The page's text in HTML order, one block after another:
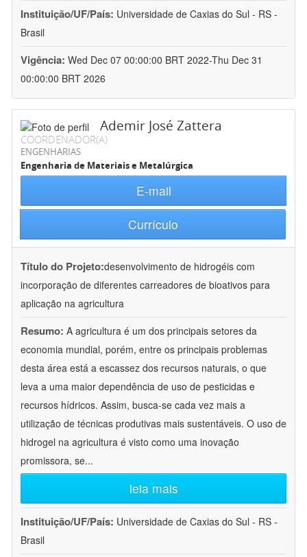
Instituição/UF/País: Universidade de Caxias do Sul - RS -
Brasil
Vigência: Wed Dec 07 00:00:00 BRT 2022-Thu Dec 31
00:00:00 BRT 2026
Ademir José Zattera
COORDENADOR(A)
ENGENHARIAS
Engenharia de Materiais e Metalúrgica
E-mail
Currículo
Título do Projeto:desenvolvimento de hidrogéis com
incorporação de diferentes carreadores de bioativos para
aplicação na agricultura
Resumo: A agricultura é um dos principais setores da
economia mundial, porém, entre os principais problemas
desta área está a escassez dos recursos naturais, o que
leva a uma maior dependência de uso de pesticidas e
recursos hídricos. Assim, busca-se cada vez mais a
utilização de técnicas produtivas mais sustentáveis. O uso de
hidrogel na agricultura é visto como uma inovação
promissora, se...
leia mais
Instituição/UF/País: Universidade de Caxias do Sul - RS -
Brasil